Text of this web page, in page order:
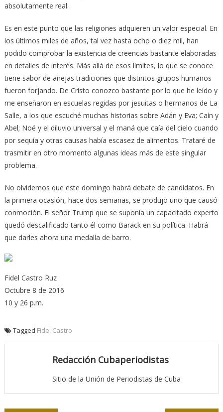
absolutamente real.
Es en este punto que las religiones adquieren un valor especial. En
los últimos miles de años, tal vez hasta ocho o diez mil, han
podido comprobar la existencia de creencias bastante elaboradas
en detalles de interés. Más allá de esos límites, lo que se conoce
tiene sabor de añejas tradiciones que distintos grupos humanos
fueron forjando. De Cristo conozco bastante por lo que he leído y
me enseñaron en escuelas regidas por jesuitas o hermanos de La
Salle, a los que escuché muchas historias sobre Adán y Eva; Caín y
Abel; Noé y el diluvio universal y el maná que caía del cielo cuando
por sequía y otras causas había escasez de alimentos. Trataré de
trasmitir en otro momento algunas ideas más de este singular
problema.
No olvidemos que este domingo habrá debate de candidatos. En
la primera ocasión, hace dos semanas, se produjo uno que causó
conmoción. El señor Trump que se suponía un capacitado experto
quedó descalificado tanto él como Barack en su política. Habrá
que darles ahora una medalla de barro.
Fidel Castro Ruz
Octubre 8 de 2016
10 y 26 p.m.
Tagged Fidel Castro
Redacción Cubaperiodistas
Sitio de la Unión de Periodistas de Cuba